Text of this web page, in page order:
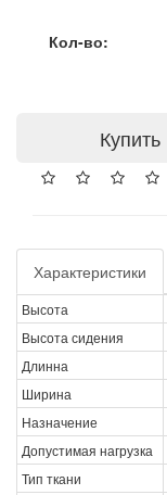
Кол-во:
Купить
Характеристики
Высота
Высота сидения
Длинна
Ширина
Назначение
Допустимая нагрузка
Тип ткани